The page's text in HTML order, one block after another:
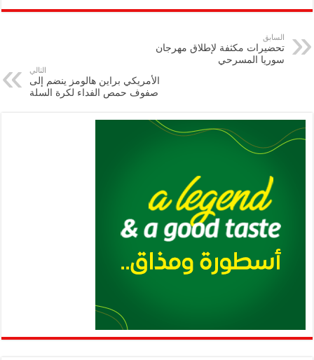
p
y
Li
eb
k
tt
nt
at
A
p
p
gr
ai
ar
السابق
تحضيرات مكثفة لإطلاق مهرجان
سوريا المسرحي
التالي
الأمريكي براين هالومز ينضم إلى
صفوف حمص الفداء لكرة السلة